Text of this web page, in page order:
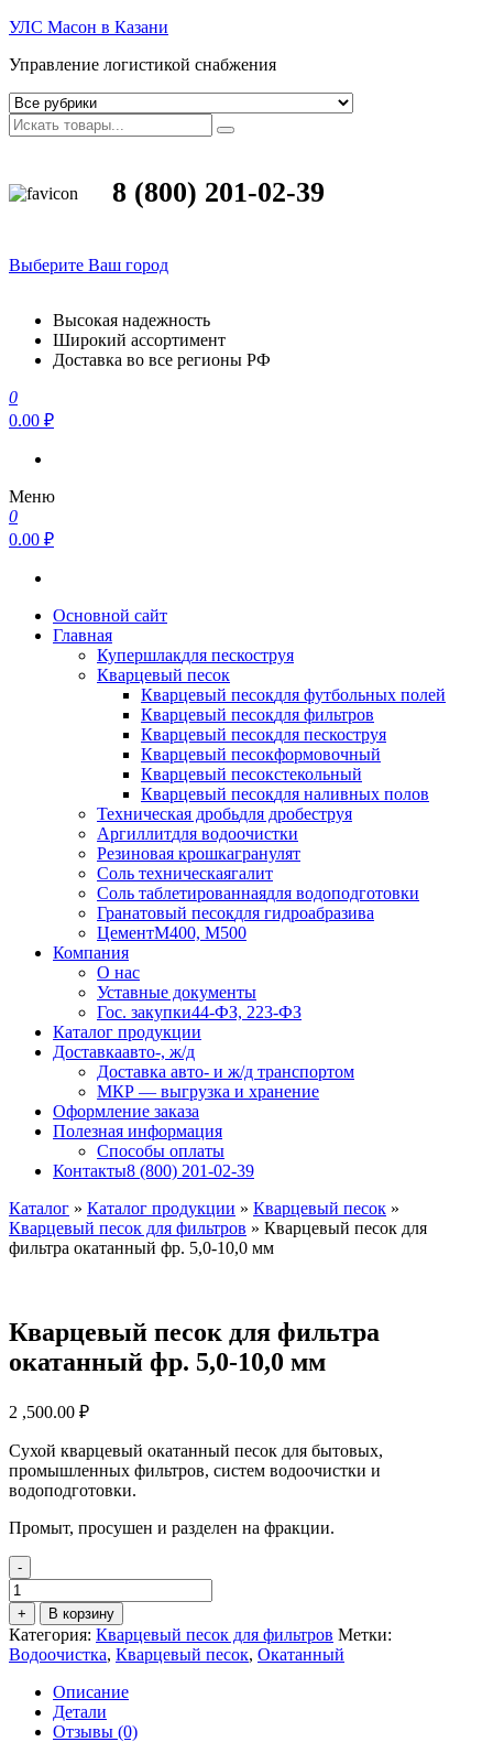
УЛС Масон в Казани
Управление логистикой снабжения
8 (800) 201-02-39
Выберите Ваш город
Высокая надежность
Широкий ассортимент
Доставка во все регионы РФ
0
0.00 ₽
Меню
0
0.00 ₽
Основной сайт
Главная
Купершлакдля пескоструя
Кварцевый песок
Кварцевый песокдля футбольных полей
Кварцевый песокдля фильтров
Кварцевый песокдля пескоструя
Кварцевый песокформовочный
Кварцевый песокстекольный
Кварцевый песокдля наливных полов
Техническая дробьдля дробеструя
Аргиллитдля водоочистки
Резиновая крошкагранулят
Соль техническаягалит
Соль таблетированнаядля водоподготовки
Гранатовый песокдля гидроабразива
ЦементМ400, М500
Компания
О нас
Уставные документы
Гос. закупки44-ФЗ, 223-ФЗ
Каталог продукции
Доставкаавто-, ж/д
Доставка авто- и ж/д транспортом
МКР — выгрузка и хранение
Оформление заказа
Полезная информация
Способы оплаты
Контакты8 (800) 201-02-39
Каталог » Каталог продукции » Кварцевый песок »
Кварцевый песок для фильтров » Кварцевый песок для
фильтра окатанный фр. 5,0-10,0 мм
Кварцевый песок для фильтра
окатанный фр. 5,0-10,0 мм
2 ,500.00 ₽
Сухой кварцевый окатанный песок для бытовых,
промышленных фильтров, систем водоочистки и
водоподготовки.
Промыт, просушен и разделен на фракции.
-
Количество
товара
Кварцевый
песок
для
фильтра
окатанный
+ В корзину
Категория: Кварцевый песок для фильтров Метки:
Водоочистка, Кварцевый песок, Окатанный
Описание
Детали
Отзывы (0)